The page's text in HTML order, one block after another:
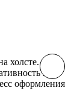
холсте.
и
оформления